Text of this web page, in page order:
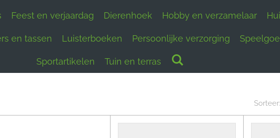
Feest en verjaardag Dierenhoek Hobby en verzamelaar
en tassen Luisterboeken Persoonlijke verzorging
Sportartikelen Tuin en terras
Sorteer: